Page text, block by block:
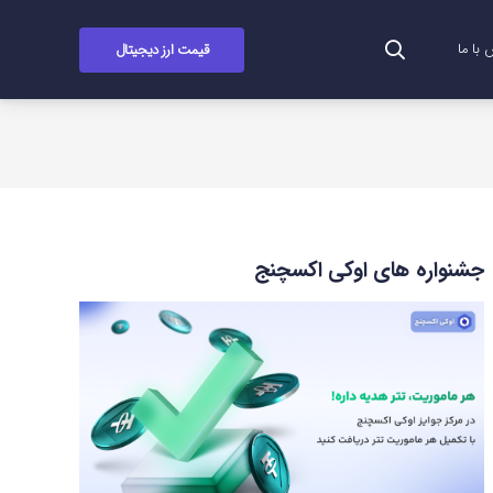
با ما قیمت ارز دیجیتال
جشنواره های اوکی اکسچنج